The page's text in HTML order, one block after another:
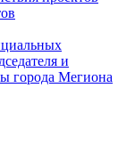
и
города Мегиона